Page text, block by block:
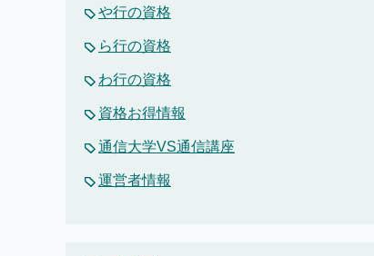
や行の資格
ら行の資格
わ行の資格
資格お得情報
通信大学VS通信講座
運営者情報